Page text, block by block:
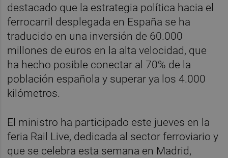
destacado que la estrategia política hacia el
ferrocarril desplegada en España se ha
traducido en una inversión de 60.000
millones de euros en la alta velocidad, que
ha hecho posible conectar al 70% de la
población española y superar ya los 4.000
kilómetros.
El ministro ha participado este jueves en la
feria Rail Live, dedicada al sector ferroviario y
que se celebra esta semana en Madrid,